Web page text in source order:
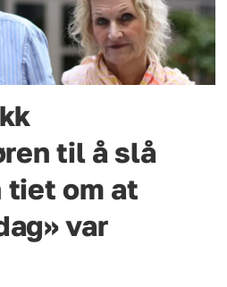
til å slå
tiet om at
var